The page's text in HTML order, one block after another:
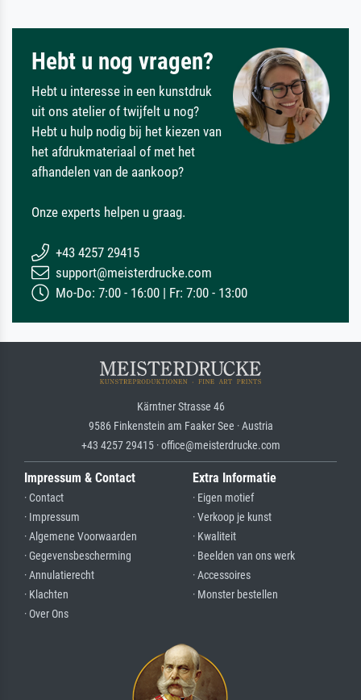
Hebt u nog vragen?
Hebt u interesse in een kunstdruk
uit ons atelier of twijfelt u nog?
Hebt u hulp nodig bij het kiezen van
het afdrukmateriaal of met het
afhandelen van de aankoop?
Onze experts helpen u graag.
+43 4257 29415
support@meisterdrucke.com
Mo-Do: 7:00 - 16:00 | Fr: 7:00 - 13:00
Kärntner Strasse 46
9586 Finkenstein am Faaker See · Austria
+43 4257 29415 · office@meisterdrucke.com
Impressum & Contact
· Contact
· Impressum
· Algemene Voorwaarden
· Gegevensbescherming
· Annulatierecht
· Klachten
· Over Ons
Extra Informatie
· Eigen motief
· Verkoop je kunst
· Kwaliteit
· Beelden van ons werk
· Accessoires
· Monster bestellen